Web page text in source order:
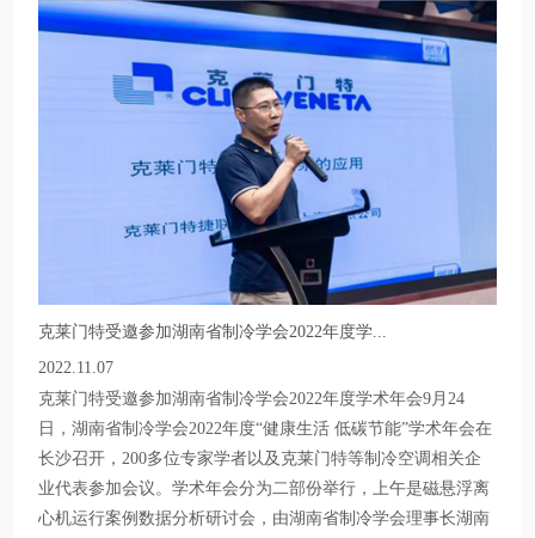
克莱门特受邀参加湖南省制冷学会2022年度学...
2022.11.07
克莱门特受邀参加湖南省制冷学会2022年度学术年会9月24
日，湖南省制冷学会2022年度“健康生活 低碳节能”学术年会在
长沙召开，200多位专家学者以及克莱门特等制冷空调相关企
业代表参加会议。学术年会分为二部份举行，上午是磁悬浮离
心机运行案例数据分析研讨会，由湖南省制冷学会理事长湖南